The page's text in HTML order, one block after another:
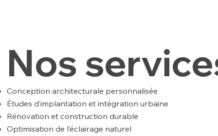
Nos
Conception architecturale personnalisée
Études d’implantation et intégration urbaine
Rénovation et construction durable
Optimisation de l’éclairage naturel